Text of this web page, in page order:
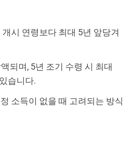
시 연령보다 최대 5년 앞당겨
되며, 5년 조기 수령 시 최대
습니다.
소득이 없을 때 고려되는 방식